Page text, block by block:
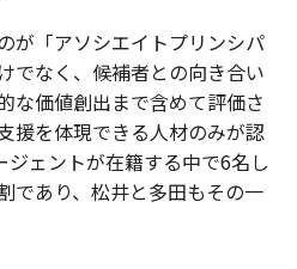
が「アソシエイトプリンシパ
でなく、候補者との向き合い
な価値創出まで含めて評価さ
援を体現できる人材のみが認
ェントが在籍する中で6名し
であり、松井と多田もその一